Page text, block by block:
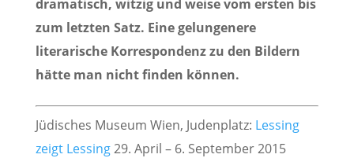
dramatisch, witzig und weise vom ersten bis
zum letzten Satz. Eine gelungenere
literarische Korrespondenz zu den Bildern
hätte man nicht finden können.
Jüdisches Museum Wien, Judenplatz: Lessing
zeigt Lessing29. April – 6. September 2015